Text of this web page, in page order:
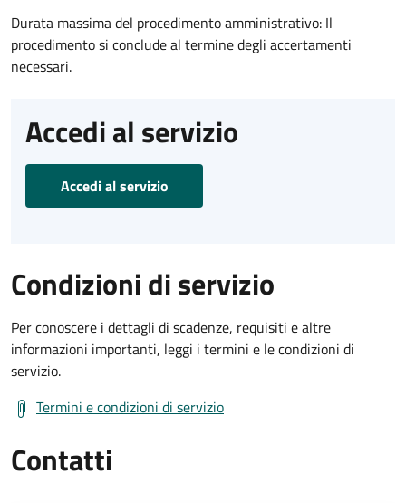
Durata massima del procedimento amministrativo: Il
procedimento si conclude al termine degli accertamenti
necessari.
Accedi al servizio
Accedi al servizio
Condizioni di servizio
Per conoscere i dettagli di scadenze, requisiti e altre
informazioni importanti, leggi i termini e le condizioni di
servizio.
Termini e condizioni di servizio
Contatti